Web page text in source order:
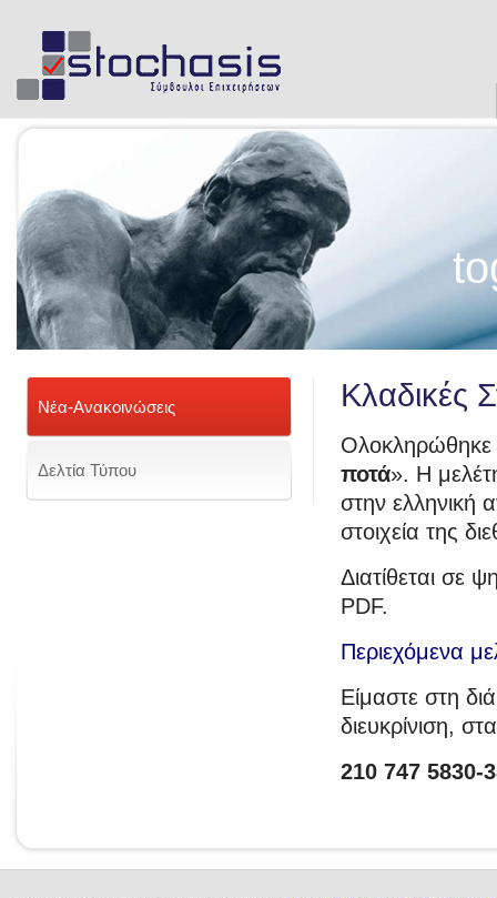
Νέα-Ανακοινώσεις
Δελτία Τύπου
Κλαδικές
Ολοκληρώθηκε
ποτά». Η
στην ελληνική
στοιχεία της
Διατίθεται σε
PDF.
Περιεχόμενα
Είμαστε στη
διευκρίνιση,
210 747 5830-